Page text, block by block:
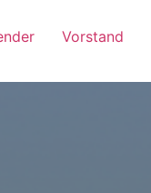
Vorstand